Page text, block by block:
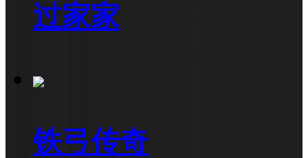
过家家
铁弓传奇